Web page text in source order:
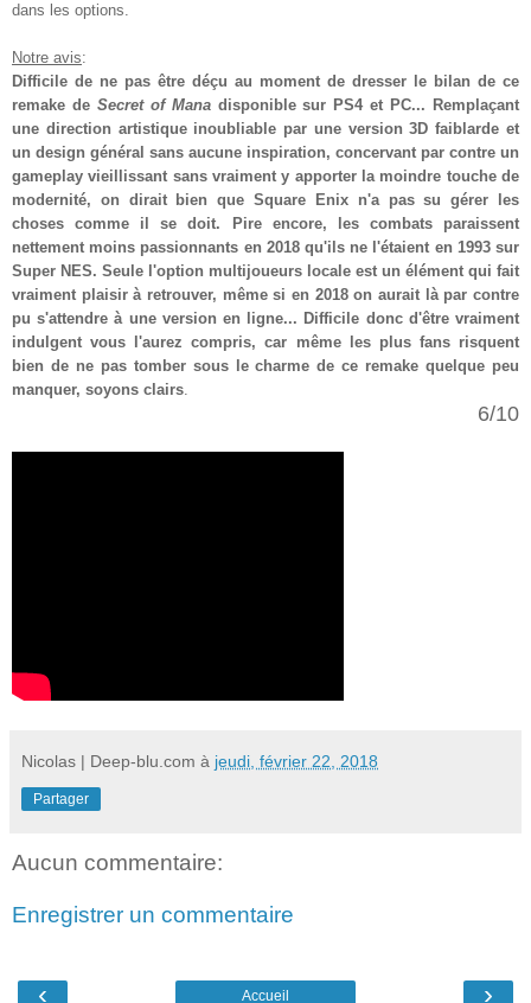
dans les options.
Notre avis:
Difficile de ne pas être déçu au moment de dresser le bilan de ce
remake de Secret of Manadisponible sur PS4 et PC... Remplaçant
une direction artistique inoubliable par une version 3D faiblarde et
un design général sans aucune inspiration, concervant par contre un
gameplay vieillissant sans vraiment y apporter la moindre touche de
modernité, on dirait bien que Square Enix n'a pas su gérer les
choses comme il se doit. Pire encore, les combats paraissent
nettement moins passionnants en 2018 qu'ils ne l'étaient en 1993 sur
Super NES. Seule l'option multijoueurs locale est un élément qui fait
vraiment plaisir à retrouver, même si en 2018 on aurait là par contre
pu s'attendre à une version en ligne... Difficile donc d'être vraiment
indulgent vous l'aurez compris, car même les plus fans risquent
bien de ne pas tomber sous le charme de ce remake quelque peu
manquer, soyons clairs.
6/10
Nicolas | Deep-blu.com à jeudi, février 22, 2018
Partager
Aucun commentaire:
Enregistrer un commentaire
‹ ›
Accueil